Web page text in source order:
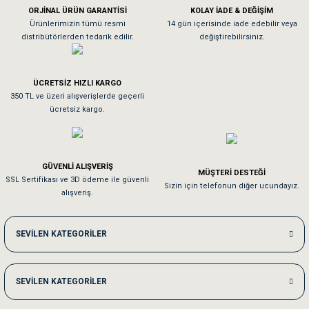
As**** Tu******
Tavşanım kafesinin kalitesine ve paketlemesine bayıldım
Sa**** On******
Kedilerim beğeniyorlar. Memnunuz. Uygun fiyatta olması iyi.
Me***** Ya******
Akşam verdiğim sipariş bir sonraki gün elime ulaştı. Jack russell köpeğim
Ka***** Ar******
ORJİNAL ÜRÜN GARANTİSİ
Ürünlerimizin tümü resmi
distribütörlerden tedarik edilir.
KOLAY İADE & DEĞİŞİM
14 gün içerisinde iade edebilir veya
değiştirebilirsiniz.
ÜCRETSİZ HIZLI KARGO
350 TL ve üzeri alışverişlerde geçerli
ücretsiz kargo.
GÜVENLİ ALIŞVERİŞ
SSL Sertifikası ve 3D ödeme ile güvenli
alışveriş.
MÜŞTERİ DESTEĞİ
Sizin için telefonun diğer ucundayız.
SEVİLEN KATEGORİLER
SEVİLEN KATEGORİLER